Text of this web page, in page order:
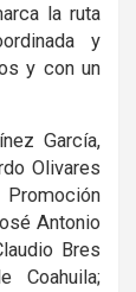
la ruta
y
y con un
García,
Olivares
Antonio
Bres
Coahuila;